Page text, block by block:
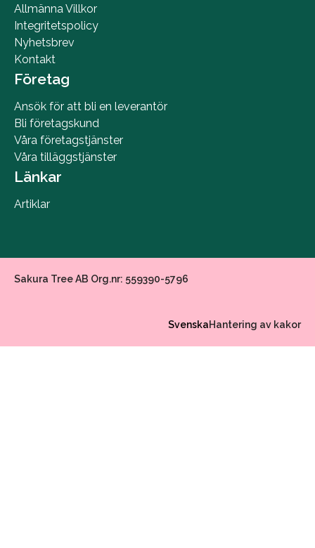
Allmänna Villkor
Integritetspolicy
Nyhetsbrev
Kontakt
Företag
Ansök för att bli en leverantör
Bli företagskund
Våra företagstjänster
Våra tilläggstjänster
Länkar
Artiklar
Sakura Tree AB Org.nr: 559390-5796
SvenskaHantering av kakor